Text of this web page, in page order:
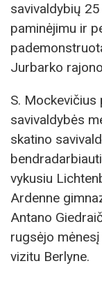
savivaldybių
paminėjimu ir
Jurbarko
S.
savivaldybės
skatino
vykusiu
Ardenne
Antano
rugsėjo
vizitu Berlyne.